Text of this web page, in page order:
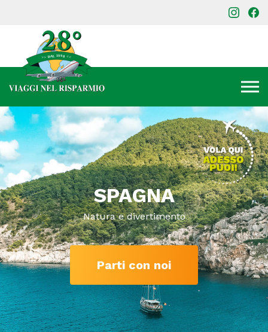
SPAGNA
Natura e divertimento
Parti con noi